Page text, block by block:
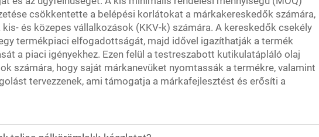
csökkentette a belépési korlátokat a márkakereskedők számára,
és közepes vállalkozások (KKV-k) számára. A kereskedők csekély
termékpiaci elfogadottságát, majd idővel igazíthatják a termék
a piaci igényekhez. Ezen felül a testreszabott kutikulatápláló olaj
számára, hogy saját márkanevüket nyomtassák a termékre, valamint
tervezzenek, ami támogatja a márkafejlesztést és erősíti a